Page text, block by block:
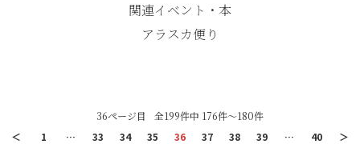
関連イベント・本
アラスカ便り
36ページ目
全199件中 176件～180件
＜
1 … 33 34 35 36 37 38 39 … 40 ＞